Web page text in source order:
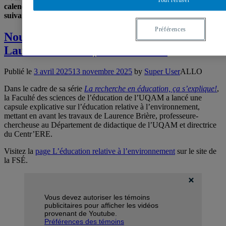
calendrier – au lien
suivant :
Nouvelle capsule vidéo sur l’ERE avec
Laurence Brière | 31 mars 2025
Publié le 3 avril 202513 novembre 2025 by Super UserALLO
Dans le cadre de sa série La recherche en éducation, ça s’explique!,
la Faculté des sciences de l’éducation de l’UQAM a lancé une
capsule explicative sur l’éducation relative à l’environnement,
mettant en avant les travaux de Laurence Brière, professeure-
chercheuse au Département de didactique de l’UQAM et directrice
du Centr’ERE.
Visitez la page L’éducation relative à l’environnementsur le site de
la FSÉ.
Vous devez autoriser les témoins
publicitaires pour afficher les vidéos
provenant de Youtube.
Préférences des témoins
Préférences